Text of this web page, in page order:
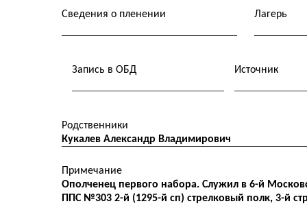
Сведения о пленении Лагерь
Запись в ОБД Источник
Родственники
Кукалев Александр Владимирович
Примечание
Ополченец первого набора. Служил в 6-й
ППС №303 2-й (1295-й сп) стрелковый полк, 3-й